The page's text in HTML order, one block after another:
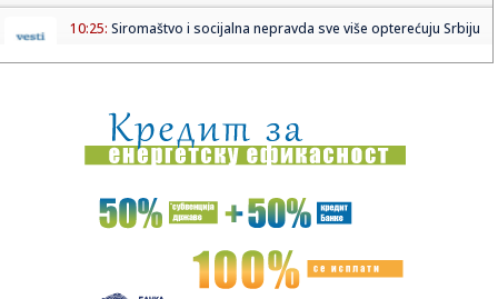
10:25: Siromaštvo i socijalna nepravda sve više opterećuju Srbiju
10:25:Sombor: Dunav kod Bezdana u blagom porastu, vodostaj
danas -158 c...
10:17:HODAR RUTINIRAO LEHEČKU, DRMA SE TRON SINERU I
ALKARAZU: Tinejd...
Vučić dočekao Zelenskog i najavio fabriku dronova sa